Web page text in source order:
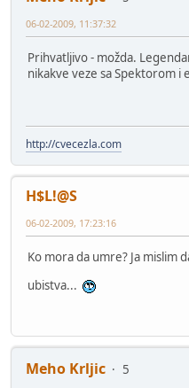
06-02-2009, 11:37:32
Prihvatljivo - možda.
nikakve veze sa Spektorom i
http://cvecezla.com
H$L!@S
06-02-2009, 17:23:16
Ko mora da umre? Ja mislim
ubistva...
Meho Krljic
5